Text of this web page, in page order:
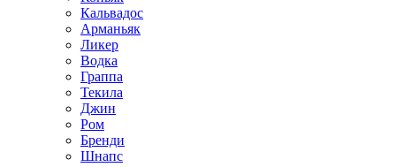
Кальвадос
Арманьяк
Ликер
Водка
Граппа
Текила
Джин
Ром
Бренди
Шнапс